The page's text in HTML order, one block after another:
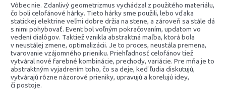
Vôbec nie. Zdanlivý geometrizmus vychádzal z použitého materiálu,
čo boli celofánové hárky. Tieto hárky sme použili, lebo vďaka
statickej elektrine veľmi dobre držia na stene, a zároveň sa stále dá
s nimi pohybovať. Event bol voľným pokračovaním, updatom vo
vedení dialógov. Taktiež vznikla abstraktná maľba, ktorá bola
v neustálej zmene, optimalizácii. Je to proces, neustála premena,
tvarovanie vzájomného prieniku. Priehľadnosť celofánov tiež
vytváral nové farebné kombinácie, prechody, variácie. Pre mňa je to
abstraktným vyjadrením toho, čo sa deje, keď ľudia diskutujú,
vytvárajú rôzne názorové prieniky, upravujú a korelujú idey,
či postoje.